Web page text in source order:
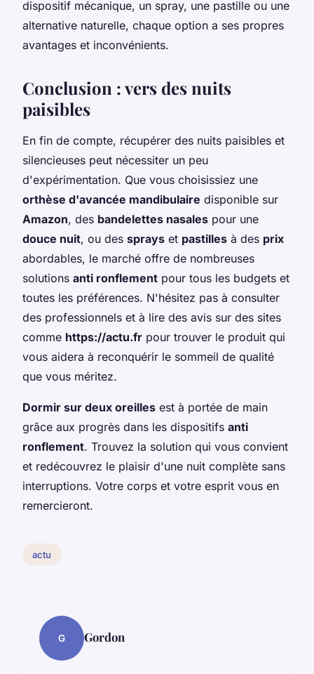
dispositif mécanique, un spray, une pastille ou une
alternative naturelle, chaque option a ses propres
avantages et inconvénients.
Conclusion : vers des nuits
paisibles
En fin de compte, récupérer des nuits paisibles et
silencieuses peut nécessiter un peu
d'expérimentation. Que vous choisissiez une
orthèse d'avancée mandibulaire disponible sur
Amazon, des bandelettes nasales pour une
douce nuit, ou des sprays et pastilles à des prix
abordables, le marché offre de nombreuses
solutions anti ronflement pour tous les budgets et
toutes les préférences. N'hésitez pas à consulter
des professionnels et à lire des avis sur des sites
comme https://actu.fr pour trouver le produit qui
vous aidera à reconquérir le sommeil de qualité
que vous méritez.
Dormir sur deux oreilles est à portée de main
grâce aux progrès dans les dispositifs anti
ronflement. Trouvez la solution qui vous convient
et redécouvrez le plaisir d'une nuit complète sans
interruptions. Votre corps et votre esprit vous en
remercieront.
actu
G Gordon